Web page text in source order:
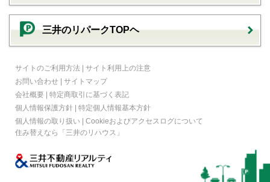
三井のリパークTOPヘ
サイトのご利用方法 | サイト利用上の注意
お問い合わせ | サイトマップ
会社概要 | 特定商取引に基づく表記
個人情報保護方針 | 特定個人情報基本方針
個人情報の取り扱い | Cookieおよびアクセスログについて
住み替えなら
「三井のリハウス」